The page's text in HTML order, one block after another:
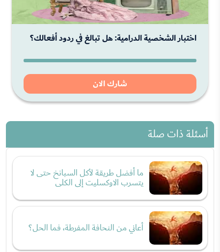
اختبار الشخصية الدرامية: هل تبالغ في ردود أفعالك؟
شارك الان
أسئلة ذات صلة
ما أفضل طريقة لأكل السبانخ حتى لا
يتسرب الاوكسليت إلى الكلى
أعاني من النحافة المفرطة، فما الحل؟